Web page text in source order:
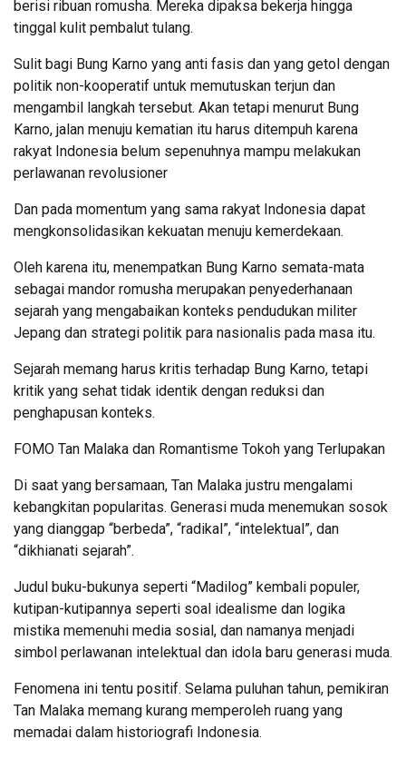
berisi ribuan romusha. Mereka dipaksa bekerja hingga
tinggal kulit pembalut tulang.
Sulit bagi Bung Karno yang anti fasis dan yang getol dengan
politik non-kooperatif untuk memutuskan terjun dan
mengambil langkah tersebut. Akan tetapi menurut Bung
Karno, jalan menuju kematian itu harus ditempuh karena
rakyat Indonesia belum sepenuhnya mampu melakukan
perlawanan revolusioner
Dan pada momentum yang sama rakyat Indonesia dapat
mengkonsolidasikan kekuatan menuju kemerdekaan.
Oleh karena itu, menempatkan Bung Karno semata-mata
sebagai mandor romusha merupakan penyederhanaan
sejarah yang mengabaikan konteks pendudukan militer
Jepang dan strategi politik para nasionalis pada masa itu.
Sejarah memang harus kritis terhadap Bung Karno, tetapi
kritik yang sehat tidak identik dengan reduksi dan
penghapusan konteks.
FOMO Tan Malaka dan Romantisme Tokoh yang Terlupakan
Di saat yang bersamaan, Tan Malaka justru mengalami
kebangkitan popularitas. Generasi muda menemukan sosok
yang dianggap “berbeda”, “radikal”, “intelektual”, dan
“dikhianati sejarah”.
Judul buku-bukunya seperti “Madilog” kembali populer,
kutipan-kutipannya seperti soal idealisme dan logika
mistika memenuhi media sosial, dan namanya menjadi
simbol perlawanan intelektual dan idola baru generasi muda.
Fenomena ini tentu positif. Selama puluhan tahun, pemikiran
Tan Malaka memang kurang memperoleh ruang yang
memadai dalam historiografi Indonesia.